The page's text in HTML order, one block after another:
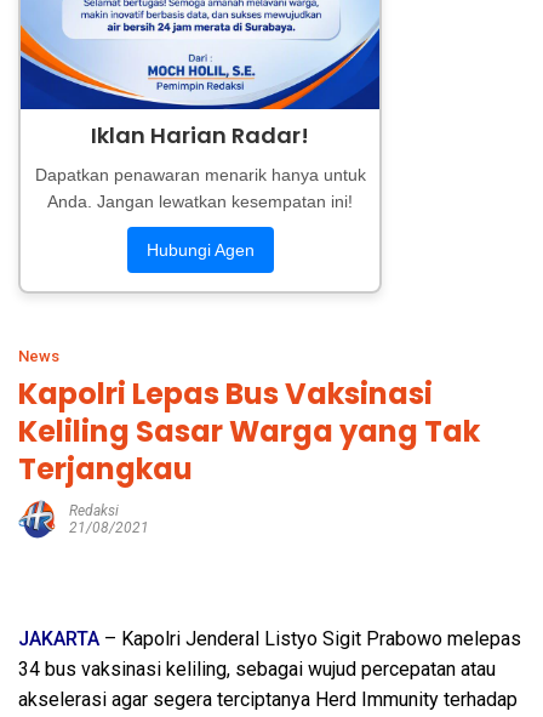
Iklan Harian Radar!
Dapatkan penawaran menarik hanya untuk
Anda. Jangan lewatkan kesempatan ini!
Hubungi Agen
News
Kapolri Lepas Bus Vaksinasi
Keliling Sasar Warga yang Tak
Terjangkau
Redaksi
21/08/2021
JAKARTA – Kapolri Jenderal Listyo Sigit Prabowo melepas
34 bus vaksinasi keliling, sebagai wujud percepatan atau
akselerasi agar segera terciptanya Herd Immunity terhadap